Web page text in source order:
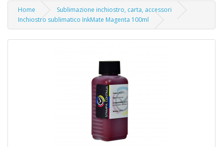
Home
Sublimazione inchiostro, carta, accessori
Inchiostro sublimatico InkMate Magenta 100ml